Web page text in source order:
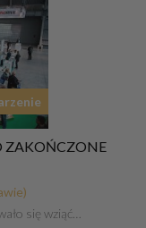
ZAKOŃCZONE
się wziąć…